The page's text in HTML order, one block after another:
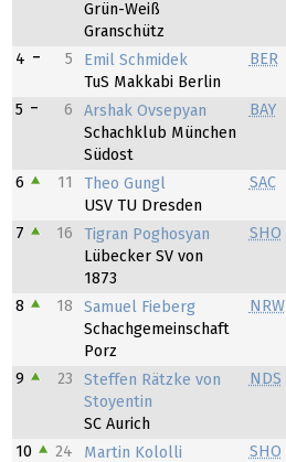
Grün-Weiß
Granschütz
4 5
Emil Schmidek
TuS Makkabi Berlin
BER
5 6
Arshak Ovsepyan
Schachklub München
Südost
BAY
6 11
Theo Gungl
USV TU Dresden
SAC
7 16
Tigran Poghosyan
Lübecker SV von
1873
SHO
8 18
Samuel Fieberg
Schachgemeinschaft
Porz
NRW
9 23
Steffen Rätzke von
Stoyentin
SC Aurich
NDS
10 24
Martin Kololli
SHO